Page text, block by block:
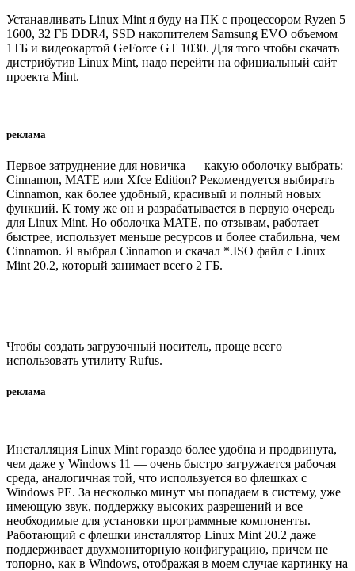
Устанавливать Linux Mint я буду на ПК с процессором Ryzen 5
1600, 32 ГБ DDR4, SSD накопителем Samsung EVO объемом
1ТБ и видеокартой GeForce GT 1030. Для того чтобы скачать
дистрибутив Linux Mint, надо перейти на официальный сайт
проекта Mint.
реклама
Первое затруднение для новичка — какую оболочку выбрать:
Cinnamon, MATE или Xfce Edition? Рекомендуется выбирать
Cinnamon, как более удобный, красивый и полный новых
функций. К тому же он и разрабатывается в первую очередь
для Linux Mint. Но оболочка MATE, по отзывам, работает
быстрее, использует меньше ресурсов и более стабильна, чем
Cinnamon. Я выбрал Cinnamon и скачал *.ISO файл с Linux
Mint 20.2, который занимает всего 2 ГБ.
Чтобы создать загрузочный носитель, проще всего
использовать утилиту Rufus.
реклама
Инсталляция Linux Mint гораздо более удобна и продвинута,
чем даже у Windows 11 — очень быстро загружается рабочая
среда, аналогичная той, что используется во флешках с
Windows PE. За несколько минут мы попадаем в систему, уже
имеющую звук, поддержку высоких разрешений и все
необходимые для установки программные компоненты.
Работающий с флешки инсталлятор Linux Mint 20.2 даже
поддерживает двухмониторную конфигурацию, причем не
топорно, как в Windows, отображая в моем случае картинку на